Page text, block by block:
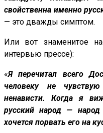
свойственна именно
— это дважды симптом.
Или вот знаменитое
интервью прессе):
«Я перечитал всего
человеку не
ненависти. Когда я
русский народ —
хочется порвать его на